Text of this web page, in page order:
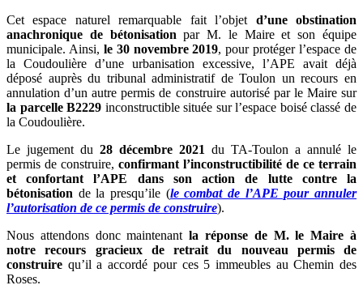
Cet espace naturel remarquable fait l’objet d’une obstination
anachronique de bétonisation par M. le Maire et son équipe
municipale. Ainsi, le 30 novembre 2019, pour protéger l’espace de
la Coudoulière d’une urbanisation excessive, l’APE avait déjà
déposé auprès du tribunal administratif de Toulon un recours en
annulation d’un autre permis de construire autorisé par le Maire sur
la parcelle B2229 inconstructible située sur l’espace boisé classé de
la Coudoulière.
Le jugement du 28 décembre 2021 du TA-Toulon a annulé le
permis de construire, confirmant l’inconstructibilité de ce terrain
et confortant l’APE dans son action de lutte contre la
bétonisation de la presqu’ile (le combat de l’APE pour annuler
l’autorisation de ce permis de construire).
Nous attendons donc maintenantla réponse de M. le Maire à
notre recours gracieux de retrait du nouveau permis de
construire qu’il a accordé pour ces 5 immeubles au Chemin des
Roses.